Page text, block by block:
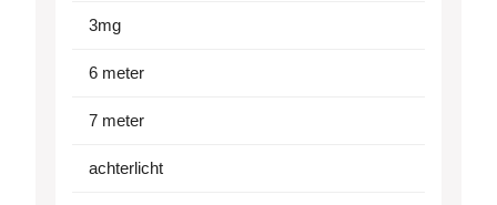
3mg
6 meter
7 meter
achterlicht